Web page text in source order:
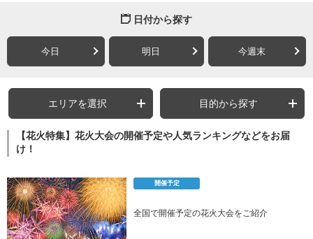
日付から探す
今日 明日 今週末
エリアを選択 目的から探す
【花火特集】花火大会の開催予定や人気ランキングなどをお届
け！
開催予定
全国で開催予定の花火大会をご紹介